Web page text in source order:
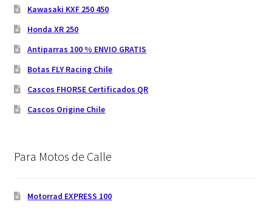
Kawasaki KXF 250 450
Honda XR 250
Antiparras 100 % ENVIO GRATIS
Botas FLY Racing Chile
Cascos FHORSE Certificados QR
Cascos Origine Chile
Para Motos de Calle
Motorrad EXPRESS 100